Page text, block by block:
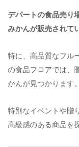
デパートの食品売り
みかんが販売されて
特に、高品質なフル
の食品フロアでは、
かんが見つかります。
特別なイベントや贈
高級感のある商品を